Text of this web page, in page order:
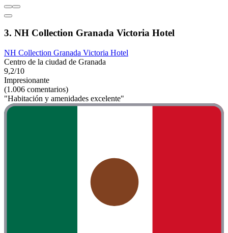
3. NH Collection Granada Victoria Hotel
NH Collection Granada Victoria Hotel
Centro de la ciudad de Granada
9,2/10
Impresionante
(1.006 comentarios)
"Habitación y amenidades excelente"